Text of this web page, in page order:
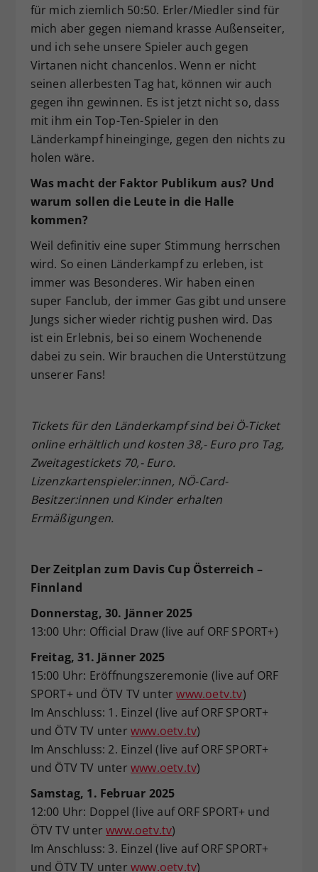
für mich ziemlich 50:50. Erler/Miedler sind für
mich aber gegen niemand krasse Außenseiter,
und ich sehe unsere Spieler auch gegen
Virtanen nicht chancenlos. Wenn er nicht
seinen allerbesten Tag hat, können wir auch
gegen ihn gewinnen. Es ist jetzt nicht so, dass
mit ihm ein Top-Ten-Spieler in den
Länderkampf hineinginge, gegen den nichts zu
holen wäre.
Was macht der Faktor Publikum aus? Und
warum sollen die Leute in die Halle
kommen?
Weil definitiv eine super Stimmung herrschen
wird. So einen Länderkampf zu erleben, ist
immer was Besonderes. Wir haben einen
super Fanclub, der immer Gas gibt und unsere
Jungs sicher wieder richtig pushen wird. Das
ist ein Erlebnis, bei so einem Wochenende
dabei zu sein. Wir brauchen die Unterstützung
unserer Fans!
Tickets für den Länderkampf sind bei Ö-Ticket
online erhältlich und kosten 38,- Euro pro Tag,
Zweitagestickets 70,- Euro.
Lizenzkartenspieler:innen, NÖ-Card-
Besitzer:innen und Kinder erhalten
Ermäßigungen.
Der Zeitplan zum Davis Cup Österreich –
Finnland
Donnerstag, 30. Jänner 2025
13:00 Uhr: Official Draw (live auf ORF SPORT+)
Freitag, 31. Jänner 2025
15:00 Uhr: Eröffnungszeremonie (live auf ORF
SPORT+ und ÖTV TV unterwww.oetv.tv)
Im Anschluss: 1. Einzel (live auf ORF SPORT+
und ÖTV TV unter www.oetv.tv)
Im Anschluss: 2. Einzel (live auf ORF SPORT+
und ÖTV TV unter www.oetv.tv)
Samstag, 1. Februar 2025
12:00 Uhr: Doppel (live auf ORF SPORT+ und
ÖTV TV unterwww.oetv.tv)
Im Anschluss: 3. Einzel (live auf ORF SPORT+
und ÖTV TV unter www.oetv.tv)